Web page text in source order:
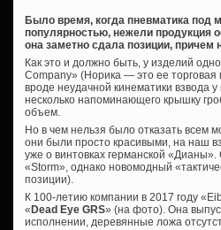
Было время, когда пневматика под
популярностью, нежели продукция
она заметно сдала позиции,
Как это и должно быть, у изделий
Company» (Норика — это ее
вроде неудачной кинематики взвода
несколько напоминающего крышку
объем.
Но в чем нельзя было отказать всем
они были просто красивыми, на наш
уже о винтовках германской
«Storm», однако новомодный
позиции).
К 100-летию компании в 2017 году
« Dead Eye GRS» (на фото). Она
исполнении, деревянные ложа